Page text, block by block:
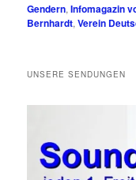
Gendern,Infomagazin
Bernhardt,Verein
UNSERE SENDUNGEN